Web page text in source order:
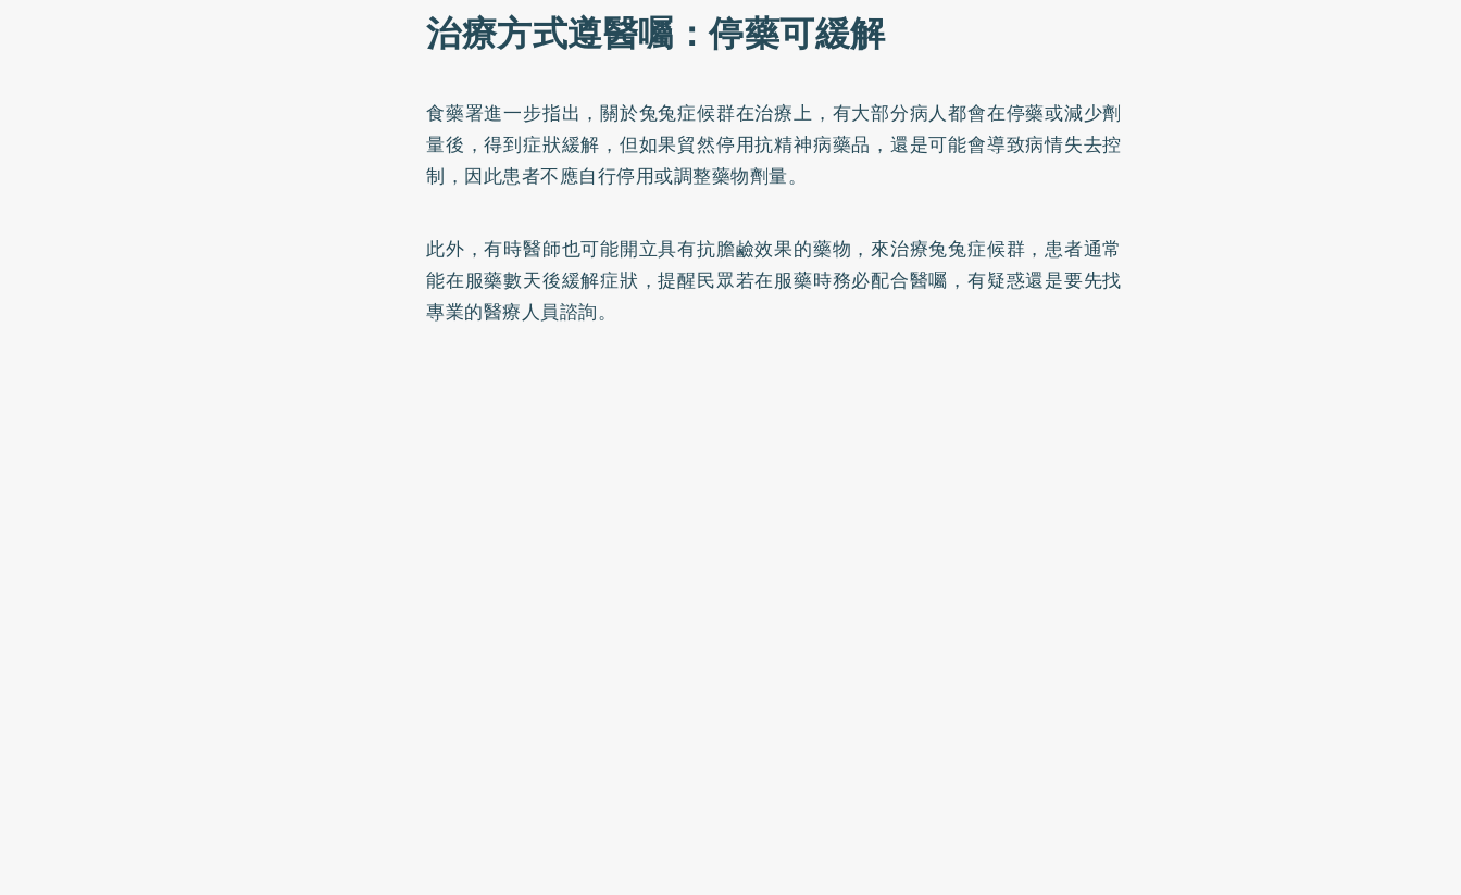
治療方式遵醫囑：停藥可緩解
食藥署進一步指出，關於兔兔症候群在治療上，有大部分病人都會在停藥或減少劑
量後，得到症狀緩解，但如果貿然停用抗精神病藥品，還是可能會導致病情失去控
制，因此患者不應自行停用或調整藥物劑量。
此外，有時醫師也可能開立具有抗膽鹼效果的藥物，來治療兔兔症候群，患者通常
能在服藥數天後緩解症狀，提醒民眾若在服藥時務必配合醫囑，有疑惑還是要先找
專業的醫療人員諮詢。